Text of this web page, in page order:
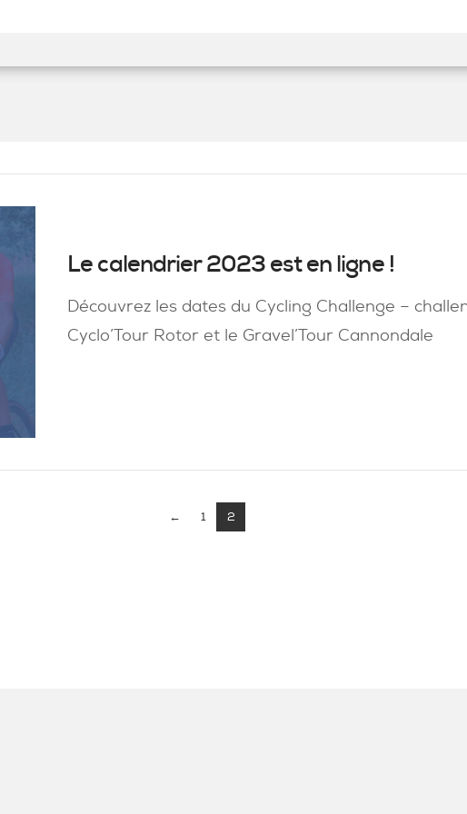
Le calendrier 2023 est en ligne !
Découvrez les dates du Cycling Challenge –
Cyclo’Tour Rotor et le Gravel’Tour Cannondale
← 1 2